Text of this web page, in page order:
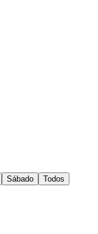
Sábado Todos